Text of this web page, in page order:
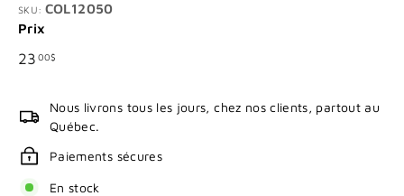
SKU: COL12050
Prix
Prix
23 00$
Nous livrons tous les jours, chez nos clients, partout au
Québec.
Paiements sécures
En stock